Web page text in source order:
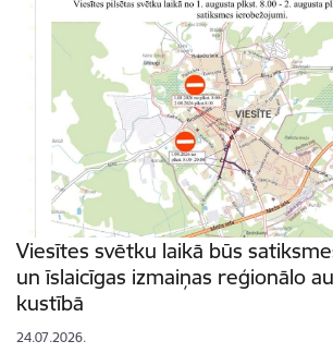
Viesītes svētku laikā būs
un īslaicīgas izmaiņas reģionālo
kustībā
24.07.2026.